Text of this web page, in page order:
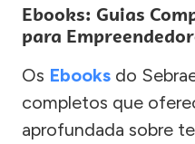
Ebooks: Guias
para
Os Ebooks do
completos que
aprofundada sobre